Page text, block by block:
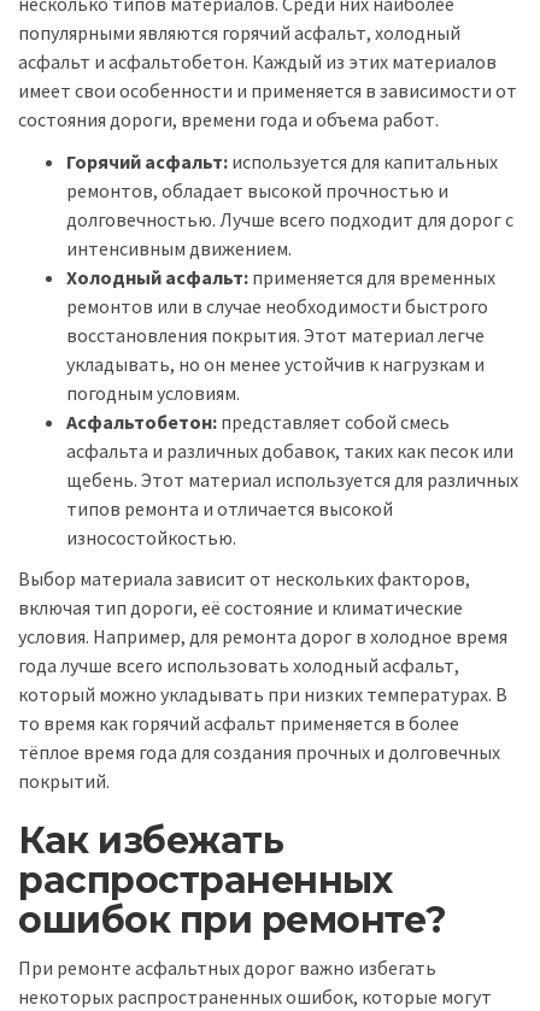
популярными являются горячий асфальт, холодный
асфальт и асфальтобетон. Каждый из этих материалов
имеет свои особенности и применяется в зависимости от
состояния дороги, времени года и объема работ.
Горячий асфальт: используется для капитальных
ремонтов, обладает высокой прочностью и
долговечностью. Лучше всего подходит для дорог с
интенсивным движением.
Холодный асфальт: применяется для временных
ремонтов или в случае необходимости быстрого
восстановления покрытия. Этот материал легче
укладывать, но он менее устойчив к нагрузкам и
погодным условиям.
Асфальтобетон: представляет собой смесь
асфальта и различных добавок, таких как песок или
щебень. Этот материал используется для различных
типов ремонта и отличается высокой
износостойкостью.
Выбор материала зависит от нескольких факторов,
включая тип дороги, её состояние и климатические
условия. Например, для ремонта дорог в холодное время
года лучше всего использовать холодный асфальт,
который можно укладывать при низких температурах. В
то время как горячий асфальт применяется в более
тёплое время года для создания прочных и долговечных
покрытий.
Как избежать
распространенных
ошибок при ремонте?
При ремонте асфальтных дорог важно избегать
некоторых распространенных ошибок, которые могут